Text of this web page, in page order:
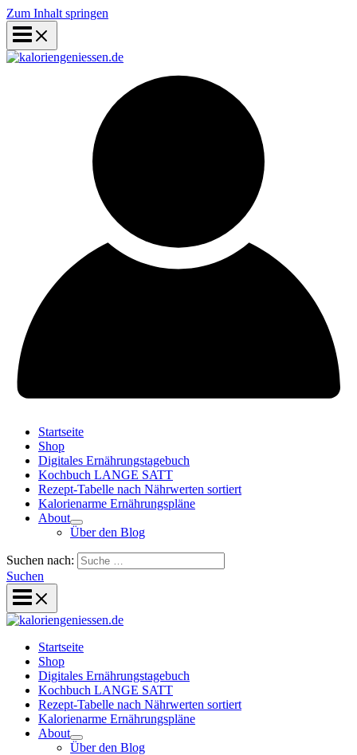
Zum Inhalt springen
Startseite
Shop
Digitales Ernährungstagebuch
Kochbuch LANGE SATT
Rezept-Tabelle nach Nährwerten sortiert
Kalorienarme Ernährungspläne
About
Über den Blog
Suchen nach:
Suchen
Startseite
Shop
Digitales Ernährungstagebuch
Kochbuch LANGE SATT
Rezept-Tabelle nach Nährwerten sortiert
Kalorienarme Ernährungspläne
About
Über den Blog